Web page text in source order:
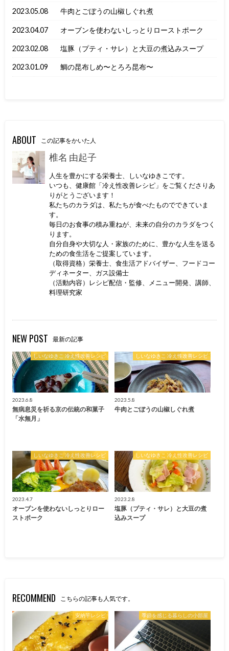
2023.05.08 牛肉とごぼうの山椒しぐれ煮
2023.04.07 オーブンを使わないしっとりローストポーク
2023.02.08 塩豚（プティ・サレ）と大豆の煮込みスープ
2023.01.09 鯛の昆布しめ〜とろろ昆布〜
ABOUT この記事をかいた人
椎名 由起子
人生を豊かにする栄養士、しいなゆきこです。
いつも、健康館「冷え性改善レシピ」をご覧くださりあ
りがとうございます！
私たちのカラダは、私たちが食べたものでできていま
す。
毎日のお食事の積み重ねが、未来の自分のカラダをつく
ります。
自分自身や大切な人・家族のために、豊かな人生を送る
ための食生活をご提案しています。
（取得資格）栄養士、食生活アドバイザー、フードコー
ディネーター、ガス設備士
（活動内容）レシピ配信・監修、メニュー開発、講師、
料理研究家
NEW POST 最新の記事
しいなゆきこ 冷え性改善レシピ
2023.6.8
無病息災を祈る京の伝統の和菓子
「水無月」
しいなゆきこ 冷え性改善レシピ
2023.5.8
牛肉とごぼうの山椒しぐれ煮
しいなゆきこ 冷え性改善レシピ
2023.4.7
オーブンを使わないしっとりロー
ストポーク
しいなゆきこ 冷え性改善レシピ
2023.2.8
塩豚（プティ・サレ）と大豆の煮
込みスープ
RECOMMEND こちらの記事も人気です。
安納芋レシピ 季節を感じる暮らしの小部屋